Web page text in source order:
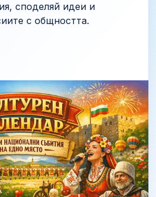
споделяй идеи и
с общността.